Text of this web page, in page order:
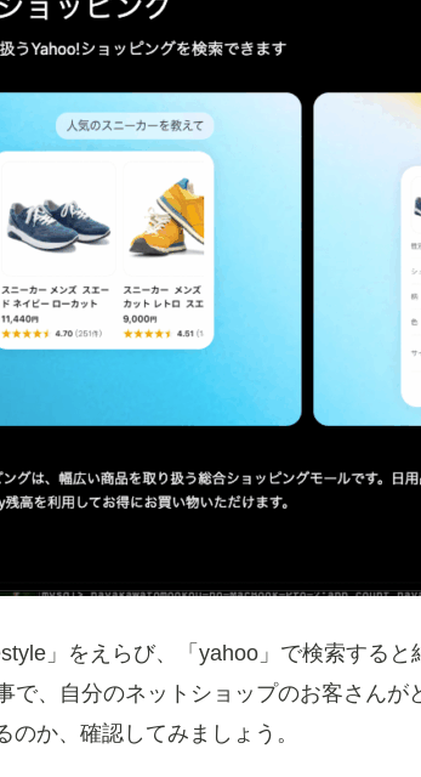
」をえらび、「yahoo」で検索すると
で、自分のネットショップのお客さんが
か、確認してみましょう。